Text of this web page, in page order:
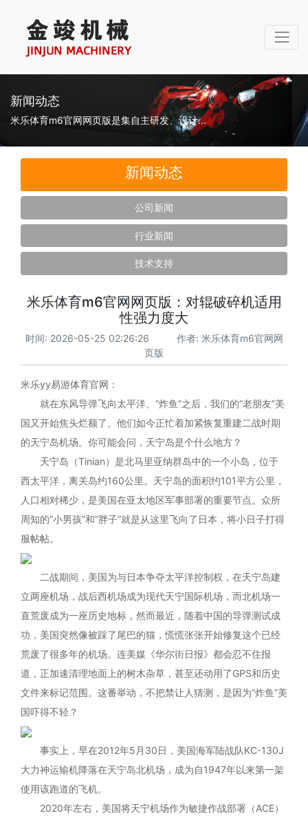
新闻动态
米乐体育m6官网网页版是集自主研发、设计...
新闻动态
公司新闻
行业新闻
技术支持
米乐体育m6官网网页版：对辊破碎机适用
性强力度大
时间: 2026-05-25 02:26:26 作者: 米乐体育m6官网网
页版
米乐yy易游体育官网：
就在东风导弹飞向太平洋、“炸鱼”之后，我们的“老朋友”美
国又开始焦头烂额了。他们如今正忙着加紧恢复重建二战时期
的天宁岛机场。你可能会问，天宁岛是个什么地方？
天宁岛（Tinian）是北马里亚纳群岛中的一个小岛，位于
西太平洋，离关岛约160公里。天宁岛的面积约101平方公里，
人口相对稀少，是美国在亚太地区军事部署的重要节点。众所
周知的“小男孩”和“胖子”就是从这里飞向了日本，将小日子打得
服帖帖。
二战期间，美国为与日本争夺太平洋控制权，在天宁岛建
立两座机场，战后西机场成为现代天宁国际机场，而北机场一
直荒废成为一座历史地标，然而最近，随着中国的导弹测试成
功，美国突然像被踩了尾巴的猫，慌慌张张开始修复这个已经
荒废了很多年的机场。连美媒《华尔街日报》都会忍不住报
道，正加速清理地面上的树木杂草，甚至还动用了GPS和历史
文件来标记范围。这番举动，不把禁让人猜测，是因为“炸鱼”美
国吓得不轻？
事实上，早在2012年5月30日，美国海军陆战队KC-130J
大力神运输机降落在天宁岛北机场，成为自1947年以来第一架
使用该跑道的飞机。
2020年左右，美国将天宁机场作为敏捷作战部署（ACE）